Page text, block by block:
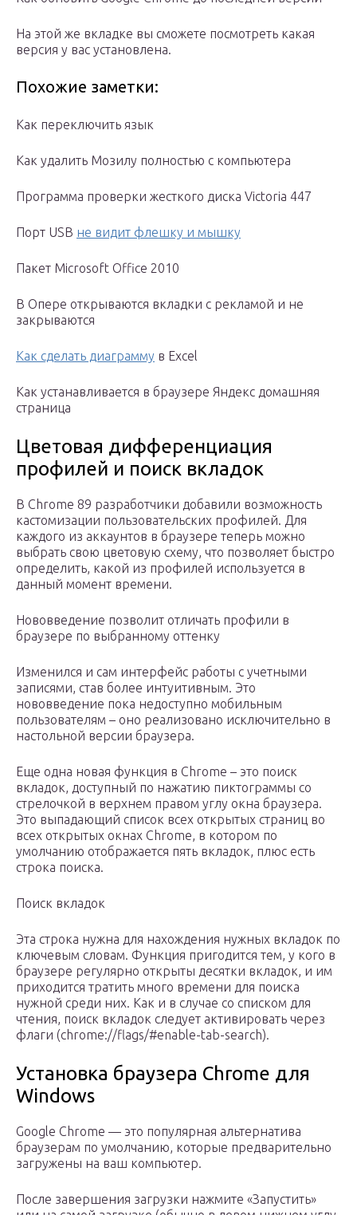
На этой же вкладке вы сможете посмотреть какая
версия у вас установлена.
Похожие заметки:
Как переключить язык
Как удалить Мозилу полностью с компьютера
Программа проверки жесткого диска Victoria 447
Порт USB не видит флешку и мышку
Пакет Microsoft Office 2010
В Опере открываются вкладки с рекламой и не
закрываются
Как сделать диаграмму в Excel
Как устанавливается в браузере Яндекс домашняя
страница
Цветовая дифференциация
профилей и поиск вкладок
В Chrome 89 разработчики добавили возможность
кастомизации пользовательских профилей. Для
каждого из аккаунтов в браузере теперь можно
выбрать свою цветовую схему, что позволяет быстро
определить, какой из профилей используется в
данный момент времени.
Нововведение позволит отличать профили в
браузере по выбранному оттенку
Изменился и сам интерфейс работы с учетными
записями, став более интуитивным. Это
нововведение пока недоступно мобильным
пользователям – оно реализовано исключительно в
настольной версии браузера.
Еще одна новая функция в Chrome – это поиск
вкладок, доступный по нажатию пиктограммы со
стрелочкой в верхнем правом углу окна браузера.
Это выпадающий список всех открытых страниц во
всех открытых окнах Chrome, в котором по
умолчанию отображается пять вкладок, плюс есть
строка поиска.
Поиск вкладок
Эта строка нужна для нахождения нужных вкладок по
ключевым словам. Функция пригодится тем, у кого в
браузере регулярно открыты десятки вкладок, и им
приходится тратить много времени для поиска
нужной среди них. Как и в случае со списком для
чтения, поиск вкладок следует активировать через
флаги (chrome://flags/#enable-tab-search).
Установка браузера Chrome для
Windows
Google Chrome — это популярная альтернатива
браузерам по умолчанию, которые предварительно
загружены на ваш компьютер.
После завершения загрузки нажмите «Запустить»